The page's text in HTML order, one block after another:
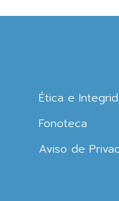
Ética e
Fonoteca
Aviso de